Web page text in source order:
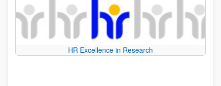
HR Excellence in Research